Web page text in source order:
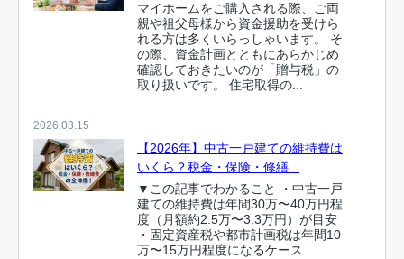
マイホームをご購入される際、ご両
親や祖父母様から資金援助を受けら
れる方は多くいらっしゃいます。 そ
の際、資金計画とともにあらかじめ
確認しておきたいのが「贈与税」の
取り扱いです。 住宅取得の...
2026.03.15
【2026年】中古一戸建ての維持費は
いくら？税金・保険・修繕...
▼この記事でわかること ・中古一戸
建ての維持費は年間30万〜40万円程
度（月額約2.5万〜3.3万円）が目安
・固定資産税や都市計画税は年間10
万〜15万円程度になるケース...